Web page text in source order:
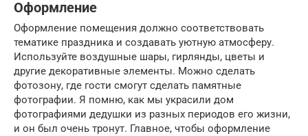
Оформление
Оформление помещения должно соответствовать
тематике праздника и создавать уютную атмосферу.
Используйте воздушные шары, гирлянды, цветы и
другие декоративные элементы. Можно сделать
фотозону, где гости смогут сделать памятные
фотографии. Я помню, как мы украсили дом
фотографиями дедушки из разных периодов его жизни,
и он был очень тронут. Главное, чтобы оформление